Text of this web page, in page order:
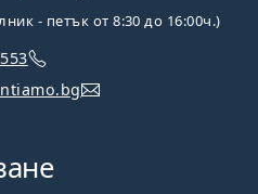
- петък от 8:30 до 16:00ч.)